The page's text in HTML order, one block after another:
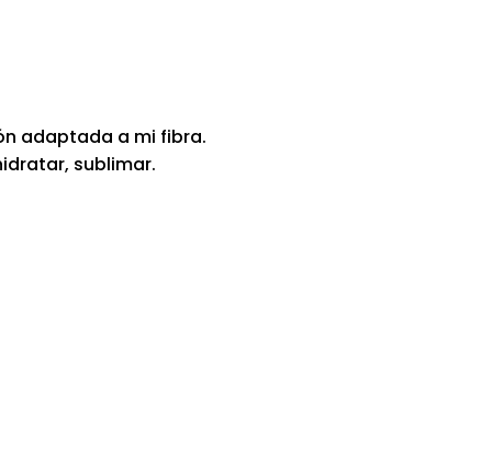
adaptada a mi fibra.
sublimar.